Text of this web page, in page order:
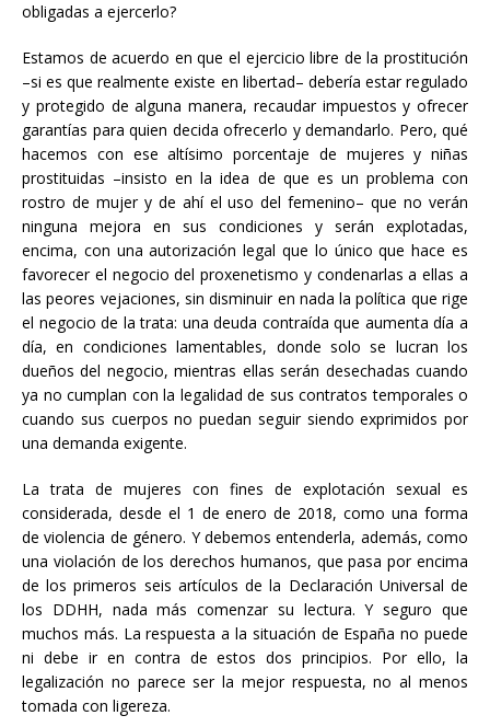
obligadas a ejercerlo?
Estamos de acuerdo en que el ejercicio libre de la prostitución
–si es que realmente existe en libertad– debería estar regulado
y protegido de alguna manera, recaudar impuestos y ofrecer
garantías para quien decida ofrecerlo y demandarlo. Pero, qué
hacemos con ese altísimo porcentaje de mujeres y niñas
prostituidas –insisto en la idea de que es un problema con
rostro de mujer y de ahí el uso del femenino– que no verán
ninguna mejora en sus condiciones y serán explotadas,
encima, con una autorización legal que lo único que hace es
favorecer el negocio del proxenetismo y condenarlas a ellas a
las peores vejaciones, sin disminuir en nada la política que rige
el negocio de la trata: una deuda contraída que aumenta día a
día, en condiciones lamentables, donde solo se lucran los
dueños del negocio, mientras ellas serán desechadas cuando
ya no cumplan con la legalidad de sus contratos temporales o
cuando sus cuerpos no puedan seguir siendo exprimidos por
una demanda exigente.
La trata de mujeres con fines de explotación sexual es
considerada, desde el 1 de enero de 2018, como una forma
de violencia de género. Y debemos entenderla, además, como
una violación de los derechos humanos, que pasa por encima
de los primeros seis artículos de la Declaración Universal de
los DDHH, nada más comenzar su lectura. Y seguro que
muchos más. La respuesta a la situación de España no puede
ni debe ir en contra de estos dos principios. Por ello, la
legalización no parece ser la mejor respuesta, no al menos
tomada con ligereza.